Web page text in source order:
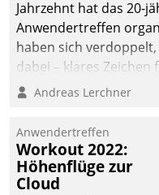
Jahrzehnt hat das 20-
Anwendertreffen
haben sich
dabei – klares
Fokussierung auf den
Andreas Lerchner
Anwendertreffen
Workout 2022:
Höhenflüge zur
Cloud